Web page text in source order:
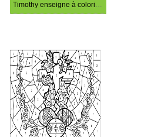
Timothy enseigne à colorier par numéro